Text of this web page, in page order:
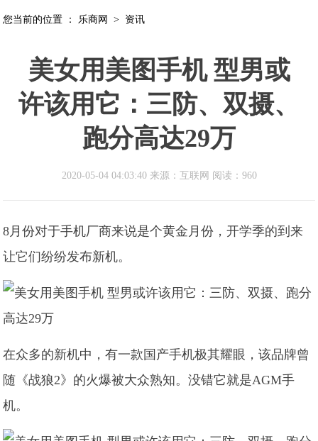
您当前的位置 ： 乐商网 > 资讯
美女用美图手机 型男或
许该用它：三防、双摄、
跑分高达29万
2020-05-04 04:03:40 来源：互联网 阅读：960
8月份对于手机厂商来说是个黄金月份，开学季的到来
让它们纷纷发布新机。
在众多的新机中，有一款国产手机极其耀眼，该品牌曾
随《战狼2》的火爆被大众熟知。没错它就是AGM手
机。